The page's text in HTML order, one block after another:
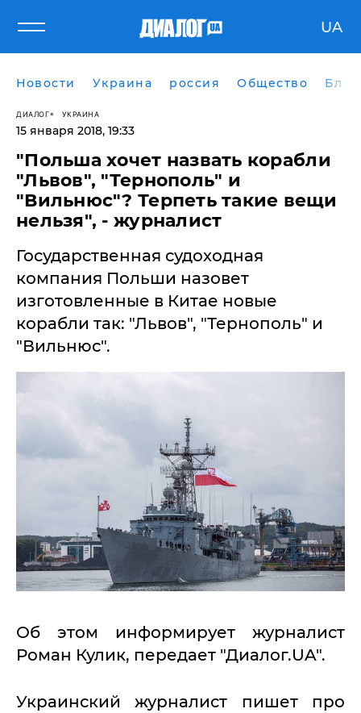
UA
Новости Украина россия Общество
ДИАЛОГ УКРАИНА
15 января 2018, 19:33
"Польша хочет назвать корабли
"Львов", "Тернополь" и
"Вильнюс"? Терпеть такие вещи
нельзя", - журналист
Государственная судоходная
компания Польши назовет
изготовленные в Китае новые
корабли так: "Львов", "Тернополь" и
"Вильнюс".
Об этом информирует журналист
Роман Кулик, передает "Диалог.UA".
Украинский журналист пишет про